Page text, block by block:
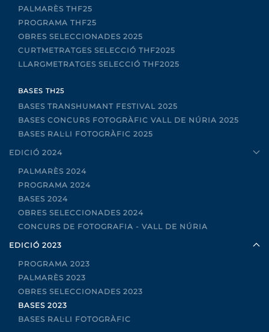
PALMARÈS THF25
PROGRAMA THF25
OBRES SELECCIONADES 2025
CURTMETRATGES SELECCIÓ THF2025
LLARGMETRATGES SELECCIÓ THF2025
BASES TH25
BASES TRANSHUMANT FESTIVAL 2025
BASES CONCURS FOTOGRÀFIC VALL DE NÚRIA 2025
BASES RAL·LI FOTOGRÀFIC 2025
EDICIÓ 2024
PALMARÈS 2024
PROGRAMA 2024
BASES 2024
OBRES SELECCIONADES 2024
CONCURS DE FOTOGRAFIA - VALL DE NÚRIA
EDICIÓ 2023
PROGRAMA 2023
PALMARÈS 2023
OBRES SELECCIONADES 2023
BASES 2023
BASES RAL·LI FOTOGRÀFIC